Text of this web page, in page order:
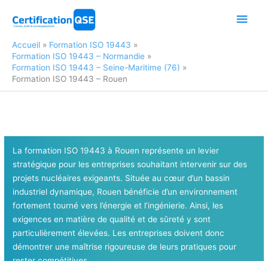
Accueil
Formation ISO 19443
Formation ISO 19443 – Normandie
Formation ISO 19443 – Seine-Maritime (76)
Formation ISO 19443 – Rouen
La formation ISO 19443 à Rouen représente un levier
stratégique pour les entreprises souhaitant intervenir sur des
projets nucléaires exigeants. Située au cœur d’un bassin
industriel dynamique, Rouen bénéficie d’un environnement
fortement tourné vers l’énergie et l’ingénierie. Ainsi, les
exigences en matière de qualité et de sûreté y sont
particulièrement élevées. Les entreprises doivent donc
démontrer une maîtrise rigoureuse de leurs pratiques pour